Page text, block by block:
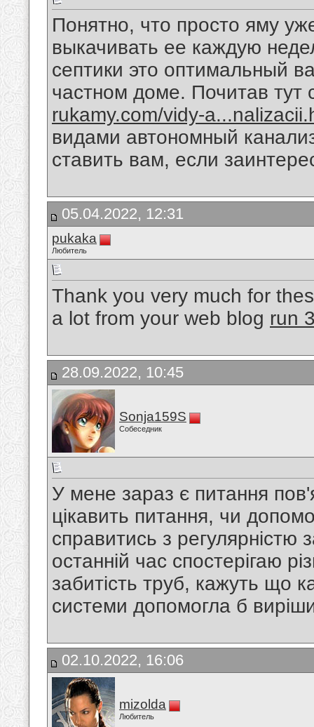
Понятно, что просто яму
выкачивать ее каждую
септики это оптимальный
частном доме. Почитав тут
rukamy.com/vidy-
видами автономный
ставить вам, если
05.04.2022, 12:31
pukaka
Любитель
Thank you very much for
a lot from your web blog run
28.09.2022, 10:45
Sonja159S
Собеседник
У мене зараз є питання
цікавить питання, чи
справитись з регулярністю
останній час спостерігаю
забитість труб, кажуть що
системи допомогла б
02.10.2022, 16:06
mizolda
Любитель